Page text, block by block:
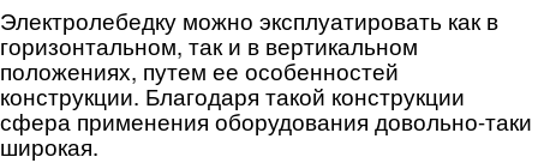
Электролебедку можно эксплуатировать как в
горизонтальном, так и в вертикальном
положениях, путем ее особенностей
конструкции. Благодаря такой конструкции
сфера применения оборудования довольно-таки
широкая.